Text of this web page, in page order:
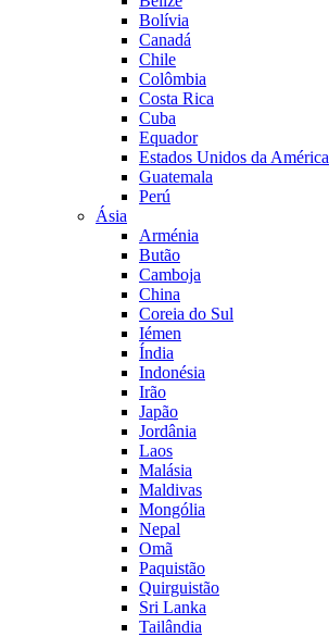
Bolívia
Canadá
Chile
Colômbia
Costa Rica
Cuba
Equador
Estados Unidos da América
Guatemala
Perú
Ásia
Arménia
Butão
Camboja
China
Coreia do Sul
Iémen
Índia
Indonésia
Irão
Japão
Jordânia
Laos
Malásia
Maldivas
Mongólia
Nepal
Omã
Paquistão
Quirguistão
Sri Lanka
Tailândia